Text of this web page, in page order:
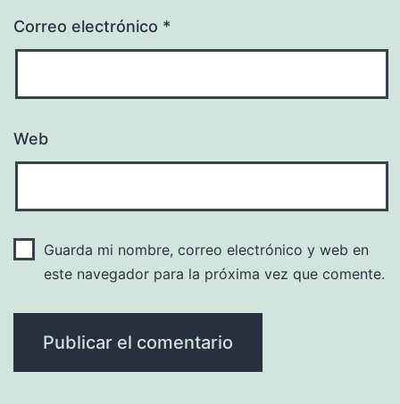
Correo electrónico *
Web
Guarda mi nombre, correo electrónico y web en
este navegador para la próxima vez que comente.